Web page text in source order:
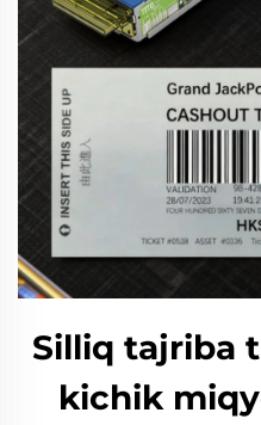
Silliq tajriba
kichik